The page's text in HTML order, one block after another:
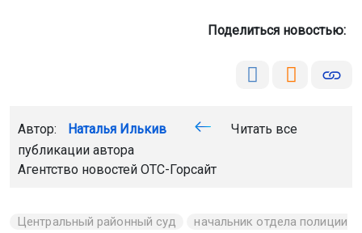
Поделиться новостью:
Автор: Наталья Илькив
Читать все
публикации автора
Агентство новостей ОТС-Горсайт
Центральный районный суд
начальник отдела полиции